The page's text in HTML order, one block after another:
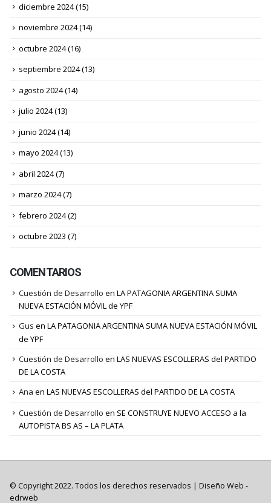
diciembre 2024(15)
noviembre 2024(14)
octubre 2024(16)
septiembre 2024(13)
agosto 2024(14)
julio 2024(13)
junio 2024(14)
mayo 2024(13)
abril 2024(7)
marzo 2024(7)
febrero 2024(2)
octubre 2023 (7)
COMENTARIOS
Cuestión de Desarrollo en LA PATAGONIA ARGENTINA SUMA
NUEVA ESTACIÓN MÓVIL de YPF
Gus en LA PATAGONIA ARGENTINA SUMA NUEVA ESTACIÓN MÓVIL
de YPF
Cuestión de Desarrollo en LAS NUEVAS ESCOLLERAS del PARTIDO
DE LA COSTA
Ana en LAS NUEVAS ESCOLLERAS del PARTIDO DE LA COSTA
Cuestión de Desarrollo en SE CONSTRUYE NUEVO ACCESO a la
AUTOPISTA BS AS – LA PLATA
© Copyright 2022. Todos los derechos reservados | Diseño Web -
edrweb